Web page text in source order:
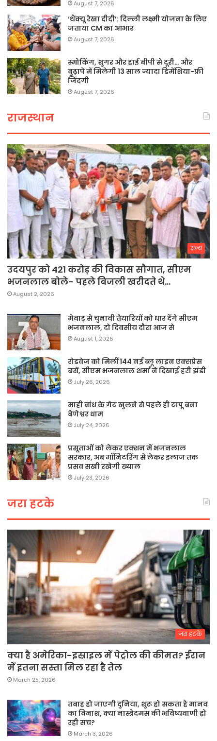
August 7, 2026
‘थैंक्यू रेखा दीदी’: दिल्ली लक्ष्मी योजना के लिए
जताया CM का आभार
August 7, 2026
स्मोकिंग, शुगर और हाई बीपी से दूरी… और
बुढ़ापे में मिलेगी 13 साल ज्यादा डिमेंशिया-फ्री
जिंदगी
August 7, 2026
राजस्थान
राज्य
उदयपुर को 421 करोड़ की विकास सौगात, सीएम
भजनलाल बोले- पहले बिजली खरीदते थे…
August 2, 2026
मेवाड़ से चुनावी तैयारियों को धार देंगे सीएम
भजनलाल, दो दिवसीय दौरा आज से
August 1, 2026
रोडवेज को मिलीं 144 नई ब्लू लाइन एक्सप्रेस
बसें, सीएम भजनलाल शर्मा ने दिखाई हरी झंडी
July 26, 2026
माही बांध के गेट खुलने से पहले ही टापू बना
बेणेश्वर धाम
July 24, 2026
प्रसूताओं को लेकर एक्शन में भजनलाल
सरकार, अब मॉनिटरिंग से लेकर इलाज तक
प्रसव सखी रखेगी ख्याल
July 23, 2026
जरा हटके
जरा हटके
क्या है अमेरिका-इस्राइल में पेट्रोल की कीमत? ईरान
में इतना सस्ता मिल रहा है तेल
March 25, 2026
तबाह हो जाएगी दुनिया, शुरू हो सकता है मानव
का विनाश, क्या नास्त्रेदमस की भविष्यवाणी हो
रही सच?
March 3, 2026